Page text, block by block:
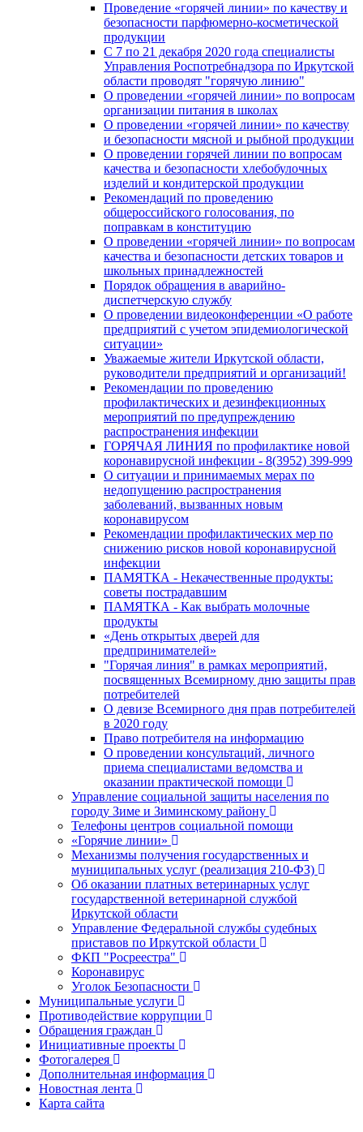
Проведение «горячей линии» по качеству и
безопасности парфюмерно-косметической
продукции
С 7 по 21 декабря 2020 года специалисты
Управления Роспотребнадзора по Иркутской
области проводят "горячую линию"
О проведении «горячей линии» по вопросам
организации питания в школах
О проведении «горячей линии» по качеству
и безопасности мясной и рыбной продукции
О проведении горячей линии по вопросам
качества и безопасности хлебобулочных
изделий и кондитерской продукции
Рекомендаций по проведению
общероссийского голосования, по
поправкам в конституцию
О проведении «горячей линии» по вопросам
качества и безопасности детских товаров и
школьных принадлежностей
Порядок обращения в аварийно-
диспетчерскую службу
О проведении видеоконференции «О работе
предприятий с учетом эпидемиологической
ситуации»
Уважаемые жители Иркутской области,
руководители предприятий и организаций!
Рекомендации по проведению
профилактических и дезинфекционных
мероприятий по предупреждению
распространения инфекции
ГОРЯЧАЯ ЛИНИЯ по профилактике новой
коронавирусной инфекции - 8(3952) 399-999
О ситуации и принимаемых мерах по
недопущению распространения
заболеваний, вызванных новым
коронавирусом
Рекомендации профилактических мер по
снижению рисков новой коронавирусной
инфекции
ПАМЯТКА - Некачественные продукты:
советы пострадавшим
ПАМЯТКА - Как выбрать молочные
продукты
«День открытых дверей для
предпринимателей»
"Горячая линия" в рамках мероприятий,
посвященных Всемирному дню защиты прав
потребителей
О девизе Всемирного дня прав потребителей
в 2020 году
Право потребителя на информацию
О проведении консультаций, личного
приема специалистами ведомства и
оказании практической помощи
Управление социальной защиты населения по
городу Зиме и Зиминскому району
Телефоны центров социальной помощи
«Горячие линии»
Механизмы получения государственных и
муниципальных услуг (реализация 210-ФЗ)
Об оказании платных ветеринарных услуг
государственной ветеринарной службой
Иркутской области
Управление Федеральной службы судебных
приставов по Иркутской области
ФКП "Росреестра"
Коронавирус
Уголок Безопасности
Муниципальные услуги
Противодействие коррупции
Обращения граждан
Инициативные проекты
Фотогалерея
Дополнительная информация
Новостная лента
Карта сайта